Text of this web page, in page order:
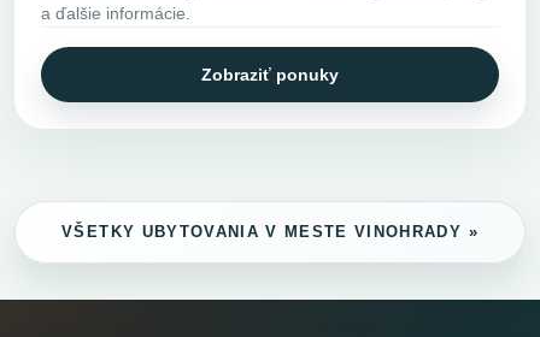
a ďalšie informácie.
Zobraziť ponuky
VŠETKY UBYTOVANIA V MESTE VINOHRADY »